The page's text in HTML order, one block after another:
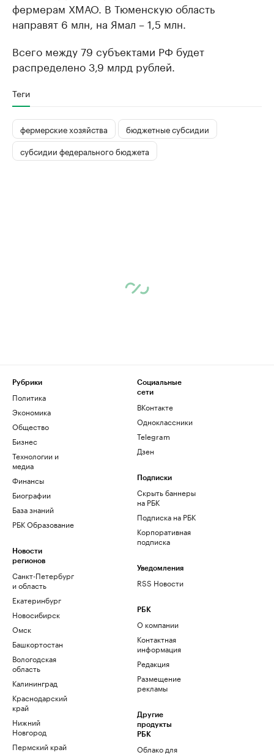
фермерам ХМАО. В Тюменскую область
направят 6 млн, на Ямал – 1,5 млн.
Всего между 79 субъектами РФ будет
распределено 3,9 млрд рублей.
Теги
фермерские хозяйства
бюджетные субсидии
субсидии федерального бюджета
Рубрики
Политика
Экономика
Общество
Бизнес
Технологии и
медиа
Финансы
Биографии
База знаний
РБК Образование
Новости
регионов
Санкт-Петербург
и область
Екатеринбург
Новосибирск
Омск
Башкортостан
Вологодская
область
Калининград
Краснодарский
край
Нижний
Новгород
Пермский край
Социальные
сети
ВКонтакте
Одноклассники
Telegram
Дзен
Подписки
Скрыть баннеры
на РБК
Подписка на РБК
Корпоративная
подписка
Уведомления
RSS Новости
РБК
О компании
Контактная
информация
Редакция
Размещение
рекламы
Другие
продукты
РБК
Облако для